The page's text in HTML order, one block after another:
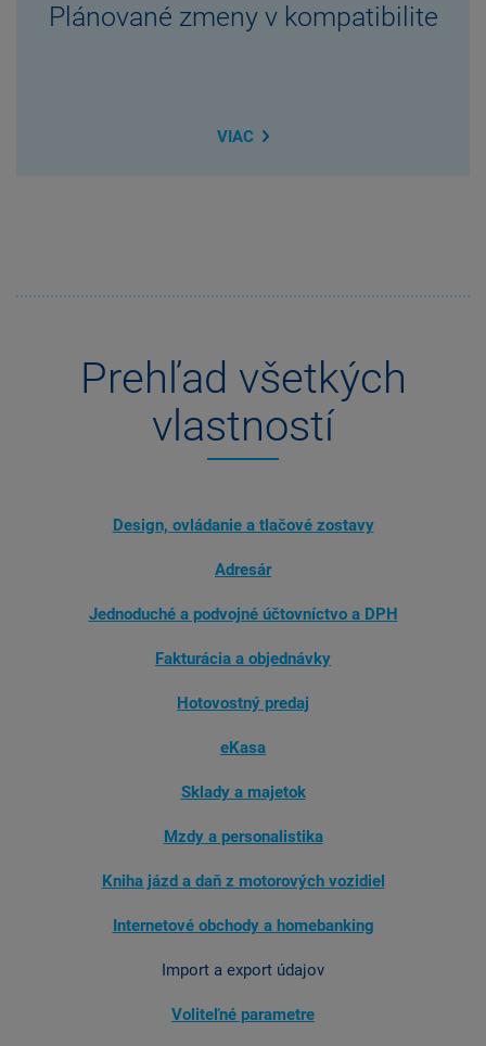
Plánované zmeny v kompatibilite
VIAC
Prehľad všetkých
vlastností
Design, ovládanie a tlačové zostavy
Adresár
Jednoduché a podvojné účtovníctvo a DPH
Fakturácia a objednávky
Hotovostný predaj
eKasa
Sklady a majetok
Mzdy a personalistika
Kniha jázd a daň z motorových vozidiel
Internetové obchody a homebanking
Import a export údajov
Voliteľné parametre